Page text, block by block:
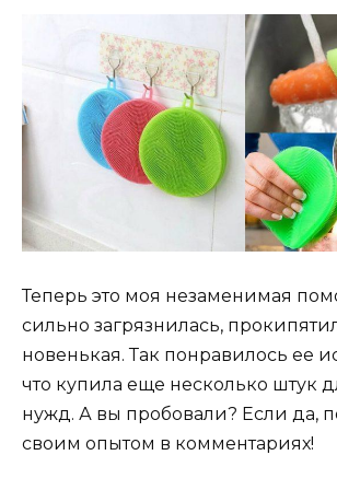
Теперь это моя незаменимая
сильно загрязнилась,
новенькая. Так понравилось ее
что купила еще несколько штук
нужд. А вы пробовали? Если да,
своим опытом в комментариях!